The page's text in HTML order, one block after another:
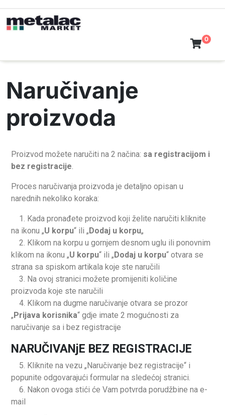
0
Naručivanje
proizvoda
Proizvod možete naručiti na 2 načina: sa registracijom i
bez registracije
Proces naručivanja proizvoda je detaljno opisan u
narednih nekoliko koraka:
1. Kada pronađete proizvod koji želite naručiti kliknite
na ikonu „U korpu“ ili „Dodaj u korpu„
2. Klikom na korpu u gornjem desnom uglu ili ponovnim
klikom na ikonu „U korpu“ ili „Dodaj u korpu“ otvara se
strana sa spiskom artikala koje ste naručili
3. Na ovoj stranici možete promijeniti količine
proizvoda koje ste naručili
4. Klikom na dugme naručivanje otvara se prozor
„Prijava korisnika“ gdje imate 2 mogućnosti za
naručivanje sa i bez registracije
NARUČIVANjE BEZ REGISTRACIJE
5. Kliknite na vezu „Naručivanje bez registracije“ i
popunite odgovarajući formular na sledećoj stranici.
6. Nakon ovoga stići će Vam potvrda porudžbine na e-
mail